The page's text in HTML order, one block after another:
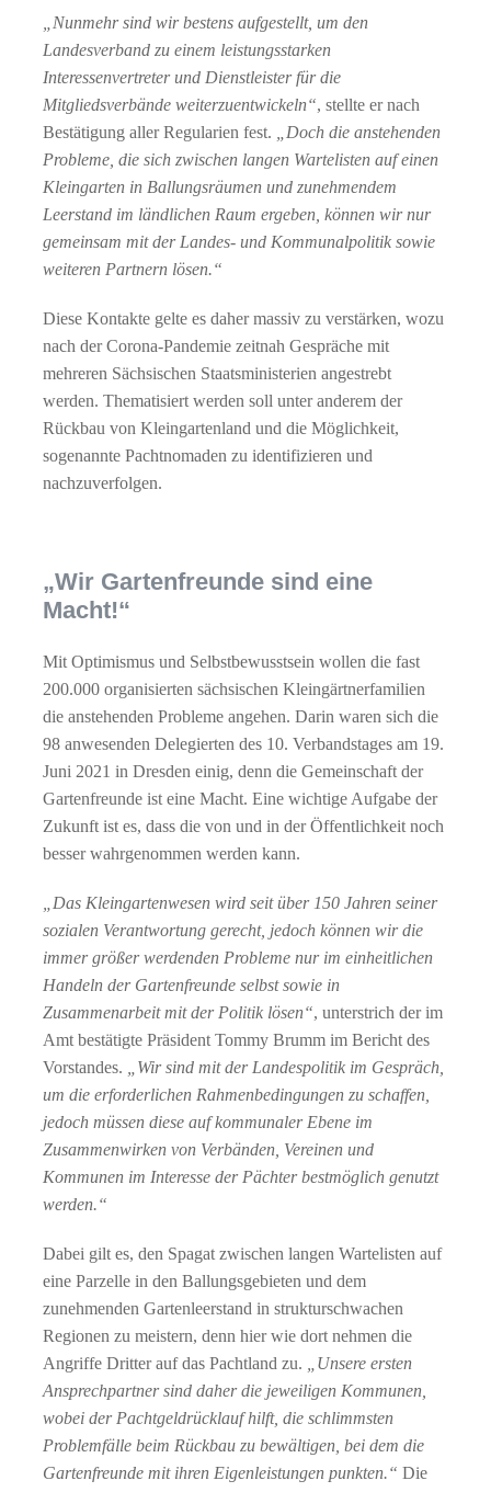
„Nunmehr sind wir bestens aufgestellt, um den
Landesverband zu einem leistungsstarken
Interessenvertreter und Dienstleister für die
Mitgliedsverbände weiterzuentwickeln“, stellte er nach
Bestätigung aller Regularien fest.
„Doch die anstehenden
Probleme, die sich zwischen langen Wartelisten auf einen
Kleingarten in Ballungsräumen und zunehmendem
Leerstand im ländlichen Raum ergeben, können wir nur
gemeinsam mit der Landes- und Kommunalpolitik sowie
weiteren Partnern lösen.“
Diese Kontakte gelte es daher massiv zu verstärken, wozu
nach der Corona-Pandemie zeitnah Gespräche mit
mehreren Sächsischen Staatsministerien angestrebt
werden. Thematisiert werden soll unter anderem der
Rückbau von Kleingartenland und die Möglichkeit,
sogenannte Pachtnomaden zu identifizieren und
nachzuverfolgen.
„Wir Gartenfreunde sind eine
Macht!“
Mit Optimismus und Selbstbewusstsein wollen die fast
200.000 organisierten sächsischen Kleingärtnerfamilien
die anstehenden Probleme angehen. Darin waren sich die
98 anwesenden Delegierten des 10. Verbandstages am 19.
Juni 2021 in Dresden einig, denn die Gemeinschaft der
Gartenfreunde ist eine Macht. Eine wichtige Aufgabe der
Zukunft ist es, dass die von und in der Öffentlichkeit noch
besser wahrgenommen werden kann.
„Das Kleingartenwesen wird seit über 150 Jahren seiner
sozialen Verantwortung gerecht, jedoch können wir die
immer größer werdenden Probleme nur im einheitlichen
Handeln der Gartenfreunde selbst sowie in
Zusammenarbeit mit der Politik lösen“, unterstrich der im
Amt bestätigte Präsident Tommy Brumm im Bericht des
Vorstandes.
„Wir sind mit der Landespolitik im Gespräch,
um die erforderlichen Rahmenbedingungen zu schaffen,
jedoch müssen diese auf kommunaler Ebene im
Zusammenwirken von Verbänden, Vereinen und
Kommunen im Interesse der Pächter bestmöglich genutzt
werden.“
Dabei gilt es, den Spagat zwischen langen Wartelisten auf
eine Parzelle in den Ballungsgebieten und dem
zunehmenden Gartenleerstand in strukturschwachen
Regionen zu meistern, denn hier wie dort nehmen die
Angriffe Dritter auf das Pachtland zu.
„Unsere ersten
Ansprechpartner sind daher die jeweiligen Kommunen,
wobei der Pachtgeldrücklauf hilft, die schlimmsten
Problemfälle beim Rückbau zu bewältigen, bei dem die
Gartenfreunde mit ihren Eigenleistungen punkten.“ Die